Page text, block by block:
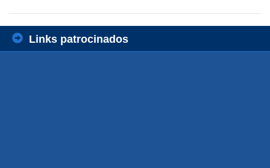
Links patrocinados